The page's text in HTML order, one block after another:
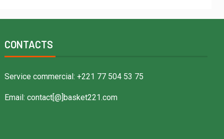
CONTACTS
Service commercial: +221 77 504 53 75
Email: contact[@]basket221.com